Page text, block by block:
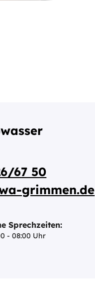
67 50
grimmen.de
Sprechzeiten:
- 08:00 Uhr